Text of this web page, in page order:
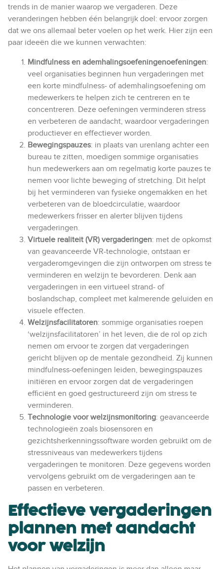
trends in de manier waarop we vergaderen. Deze
veranderingen hebben één belangrijk doel: ervoor zorgen
dat we ons allemaal beter voelen op het werk. Hier zijn een
paar ideeën die we kunnen verwachten:
Mindfulness en ademhalingsoefeningenoefeningen:
veel organisaties beginnen hun vergaderingen met
een korte mindfulness- of ademhalingsoefening om
medewerkers te helpen zich te centreren en te
concentreren. Deze oefeningen verminderen stress
en verbeteren de aandacht, waardoor vergaderingen
productiever en effectiever worden.
Bewegingspauzes: in plaats van urenlang achter een
bureau te zitten, moedigen sommige organisaties
hun medewerkers aan om regelmatig korte pauzes te
nemen voor lichte beweging of stretching. Dit helpt
bij het verminderen van fysieke ongemakken en het
verbeteren van de bloedcirculatie, waardoor
medewerkers frisser en alerter blijven tijdens
vergaderingen.
Virtuele realiteit (VR) vergaderingen: met de opkomst
van geavanceerde VR-technologie, ontstaan er
vergaderomgevingen die zijn ontworpen om stress te
verminderen en welzijn te bevorderen. Denk aan
vergaderingen in een virtueel strand- of
boslandschap, compleet met kalmerende geluiden en
visuele effecten.
Welzijnsfacilitatoren: sommige organisaties roepen
‘welzijnsfacilitatoren’ in het leven, die de rol op zich
nemen om ervoor te zorgen dat vergaderingen
gericht blijven op de mentale gezondheid. Zij kunnen
mindfulness-oefeningen leiden, bewegingspauzes
initiëren en ervoor zorgen dat de vergaderingen
efficiënt en goed gestructureerd zijn om stress te
verminderen.
Technologie voor welzijnsmonitoring: geavanceerde
technologieën zoals biosensoren en
gezichtsherkenningssoftware worden gebruikt om de
stressniveaus van medewerkers tijdens
vergaderingen te monitoren. Deze gegevens worden
vervolgens gebruikt om de vergaderingen aan te
passen en verbeteren.
Effectieve vergaderingen
plannen met aandacht
voor welzijn